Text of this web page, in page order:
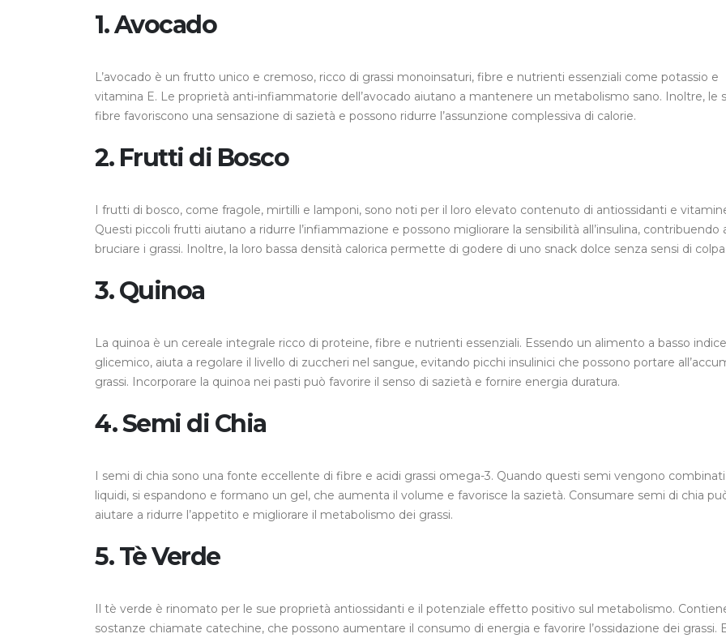
1.Avocado
L’avocado è un frutto unico e cremoso, ricco di grassi monoinsaturi, fibre e nutrienti essenziali come potassio e
vitamina E. Le proprietà anti-infiammatorie dell’avocado aiutano a mantenere un metabolismo sano. Inoltre, le
fibre favoriscono una sensazione di sazietà e possono ridurre l’assunzione complessiva di calorie.
2. Frutti di Bosco
I frutti di bosco, come fragole, mirtilli e lamponi, sono noti per il loro elevato contenuto di antiossidanti e
Questi piccoli frutti aiutano a ridurre l’infiammazione e possono migliorare la sensibilità all’insulina, contribuendo
bruciare i grassi. Inoltre, la loro bassa densità calorica permette di godere di uno snack dolce senza sensi di colpa.
3.Quinoa
La quinoa è un cereale integrale ricco di proteine, fibre e nutrienti essenziali. Essendo un alimento a basso indice
glicemico, aiuta a regolare il livello di zuccheri nel sangue, evitando picchi insulinici che possono portare
grassi. Incorporare la quinoa nei pasti può favorire il senso di sazietà e fornire energia duratura.
4.Semi di Chia
I semi di chia sono una fonte eccellente di fibre e acidi grassi omega-3. Quando questi semi vengono
liquidi, si espandono e formano un gel, che aumenta il volume e favorisce la sazietà. Consumare semi di chia
aiutare a ridurre l’appetito e migliorare il metabolismo dei grassi.
5.Tè Verde
Il tè verde è rinomato per le sue proprietà antiossidanti e il potenziale effetto positivo sul metabolismo.
sostanze chiamate catechine, che possono aumentare il consumo di energia e favorire l’ossidazione dei grassi.